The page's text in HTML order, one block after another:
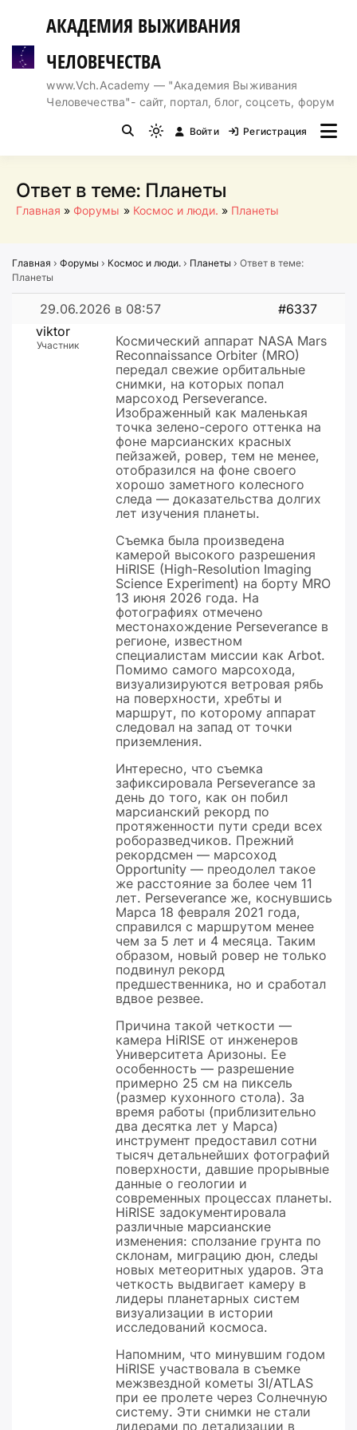
содержимому
АКАДЕМИЯ ВЫЖИВАНИЯ
ЧЕЛОВЕЧЕСТВА
www.Vch.Academy — "Академия Выживания
Человечества"- сайт, портал, блог, соцсеть, форум
Light
mode
(click
to
switch
dark)
Войти Регистрация
Ответ в теме: Планеты
Главная Форумы Космос и люди. Планеты
Главная › Форумы › Космос и люди. › Планеты › Ответ в теме:
Планеты
29.06.2026 в 08:57
#6337
viktor
Участник
Космический аппарат NASA Mars
Reconnaissance Orbiter (MRO)
передал свежие орбитальные
снимки, на которых попал
марсоход Perseverance.
Изображенный как маленькая
точка зелено-серого оттенка на
фоне марсианских красных
пейзажей, ровер, тем не менее,
отобразился на фоне своего
хорошо заметного колесного
следа — доказательства долгих
лет изучения планеты.
Съемка была произведена
камерой высокого разрешения
HiRISE (High-Resolution Imaging
Science Experiment) на борту MRO
13 июня 2026 года. На
фотографиях отмечено
местонахождение Perseverance в
регионе, известном
специалистам миссии как Arbot.
Помимо самого марсохода,
визуализируются ветровая рябь
на поверхности, хребты и
маршрут, по которому аппарат
следовал на запад от точки
приземления.
Интересно, что съемка
зафиксировала Perseverance за
день до того, как он побил
марсианский рекорд по
протяженности пути среди всех
роборазведчиков. Прежний
рекордсмен — марсоход
Opportunity — преодолел такое
же расстояние за более чем 11
лет. Perseverance же, коснувшись
Марса 18 февраля 2021 года,
справился с маршрутом менее
чем за 5 лет и 4 месяца. Таким
образом, новый ровер не только
подвинул рекорд
предшественника, но и сработал
вдвое резвее.
Причина такой четкости —
камера HiRISE от инженеров
Университета Аризоны. Ее
особенность — разрешение
примерно 25 см на пиксель
(размер кухонного стола). За
время работы (приблизительно
два десятка лет у Марса)
инструмент предоставил сотни
тысяч детальнейших фотографий
поверхности, давшие прорывные
данные о геологии и
современных процессах планеты.
HiRISE задокументировала
различные марсианские
изменения: сползание грунта по
склонам, миграцию дюн, следы
новых метеоритных ударов. Эта
четкость выдвигает камеру в
лидеры планетарных систем
визуализации в истории
исследований космоса.
Напомним, что минувшим годом
HiRISE участвовала в съемке
межзвездной кометы 3I/ATLAS
при ее пролете через Солнечную
систему. Эти снимки не стали
лидерами по детализации в